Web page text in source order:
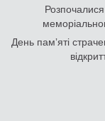
День памʼяті